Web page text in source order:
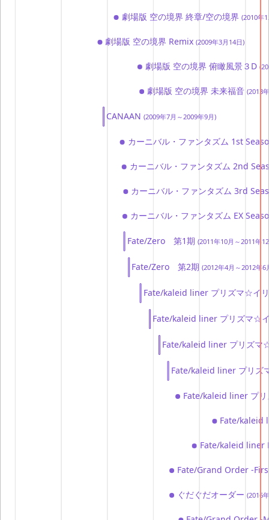
劇場版 空の境界 終章/空の境界 (2010年
劇場版 空の境界 Remix(2009年3月14日)
劇場版 空の境界 俯瞰風景３D
劇場版 空の境界 未来福音(2013
CANAAN(2009年7月～2009年9月)
カーニバル・ファンタズム 1st
カーニバル・ファンタズム 2nd
カーニバル・ファンタズム 3rd
カーニバル・ファンタズム EX
Fate/Zero 第1期 (2011年10月～2011年
Fate/Zero 第2期(2012年4月～2012年6
Fate/kaleid liner プリズマ☆イ
Fate/kaleid liner プリズマ☆
Fate/kaleid liner プリズマ
Fate/kaleid liner プリズ
Fate/kaleid liner プ
Fate/kaleid
Fate/kaleid liner
Fate/Grand Order -
ぐだぐだオーダー(2016